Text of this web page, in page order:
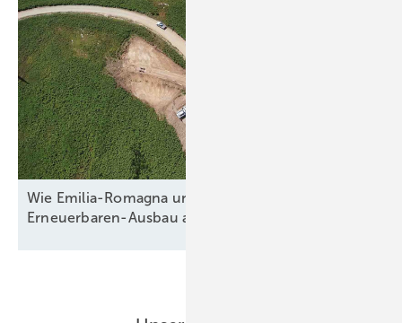
Wie Emilia-Romagna und RWE in Italien nun den
Erneuerbaren-Ausbau anpacken